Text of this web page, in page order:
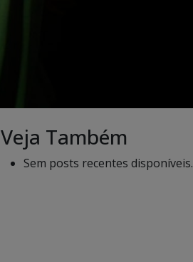
Veja Também
Sem posts recentes disponíveis.